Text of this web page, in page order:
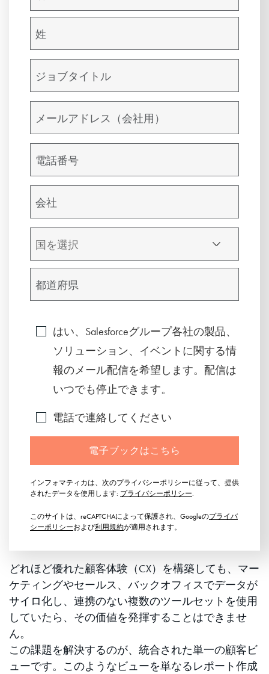
どれほど優れた顧客体験（CX）を構築しても、マー
ケティングやセールス、バックオフィスでデータが
サイロ化し、連携のない複数のツールセットを使用
していたら、その価値を発揮することはできませ
ん。
この課題を解決するのが、統合された単一の顧客ビ
ューです。このようなビューを単なるレポート作成
はい、Salesforceグループ各社の製品、
ソリューション、イベントに関する情
報のメール配信を希望します。配信は
いつでも停止できます。
電話で連絡してください
電子ブックはこちら
インフォマティカは、次のプライバシーポリシーに従って、提供
されたデータを使用します: プライバシーポリシー.
このサイトは、reCAPTCHAによって保護され、Googleのプライバ
シーポリシーおよび利用規約が適用されます。